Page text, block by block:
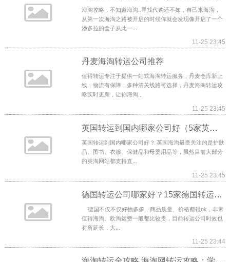
海淘攻略，不知道海淘..寻找代购还不如，自己来海淘，
从第一次海淘之路被开启的时候你就会发现像开启了一个
潘多拉的盒子从此一...
11-25 23:45
丹麦海淘转运公司推荐
值得转运专注于提供一站式海淘转运服务，丹麦仓库新上
线，物流有保障，多种清关线路可选择，丹麦海淘转运攻
略实时更新，让你海淘...
11-25 23:45
英国转运到国内哪家公司好（5家英国转运公司推荐）
英国转运到国内哪家公司好？ 英国海淘最受关注的是护肤
品、图书、衣服、保健品和母婴用品等，虽然目前大部分
的英淘网站都支持直...
11-25 23:45
德国转运公司哪家好？15家德国转运公司推荐
德国不仅不仅好物多多，商品质量、价格都很ok，非常
值得海淘。欧淘运费一般都比较贵，目前转运公司时效也
有所延长，大...
11-25 23:44